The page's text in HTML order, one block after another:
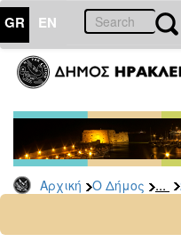
GR EN
Αρχική Ο Δήμος ...
ΔΗΜΟΣ
Δελτία
Τύπου
Αρχείο
2026
2024